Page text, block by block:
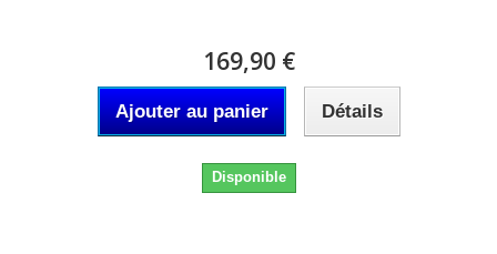
169,90 €
Ajouter au panier Détails
Disponible